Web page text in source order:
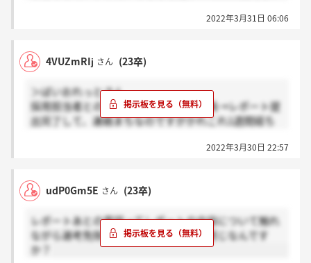
2022年3月31日 06:06
4VUZmRIj さん (23卒)
＞ばいおれっとさん
採用担当者との面談→履歴書→現場社員→レポート提
出完了して、連絡まちなのですがかれこれ1週間経ち
2022年3月30日 22:57
udP0Gm5E さん (23卒)
レポートあとの電話ってレポートの内容について触れ
ながら選考免除かどうか教えてくれる感じなんです
か？